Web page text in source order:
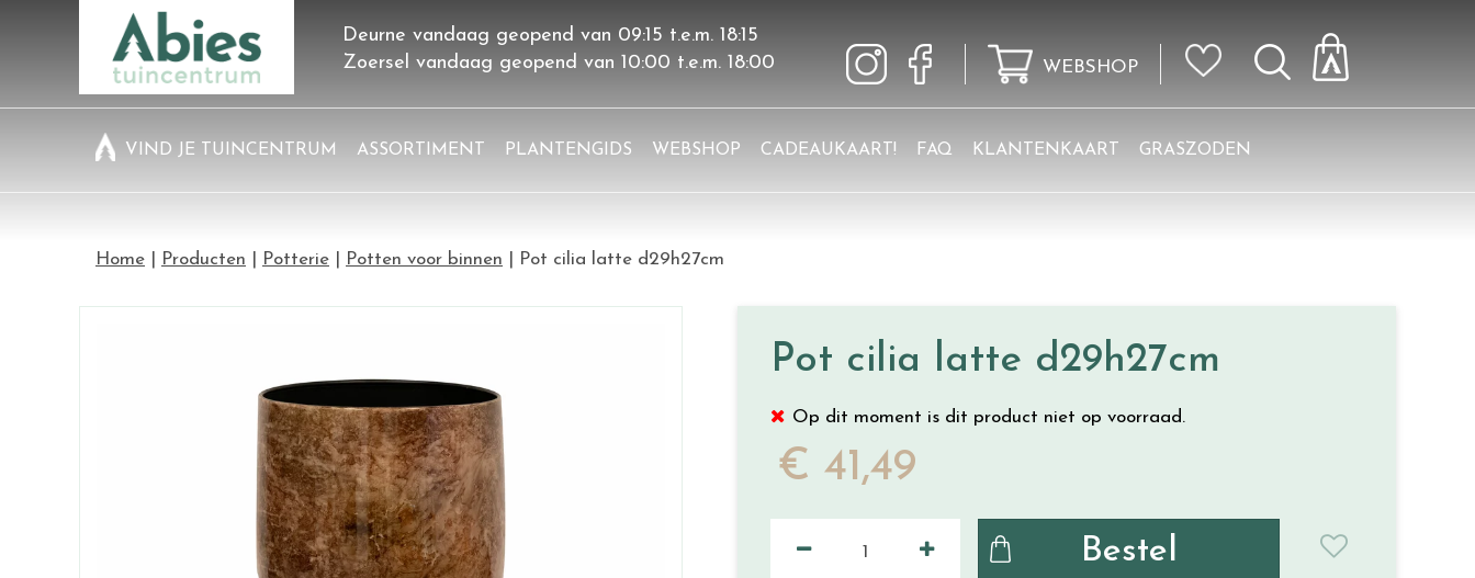
Home Producten Potterie Potten voor binnen Pot cilia latte d29h27cm
Deurne vandaag geopend van 09:15 t.e.m. 18:15
Zoersel vandaag geopend van 10:00 t.e.m. 18:00 WEBSHOP
VIND JE TUINCENTRUM ASSORTIMENT PLANTENGIDS WEBSHOP CADEAUKAART! FAQ KLANTENKAART GRASZODEN
Pot cilia latte d29h27cm
Op dit moment is dit product niet op voorraad.
€ 41,49